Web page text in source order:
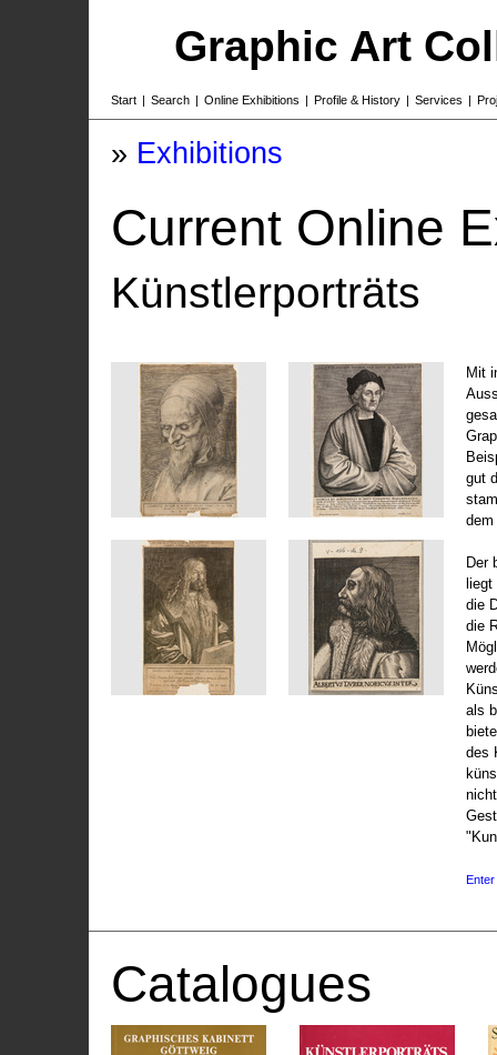
Graphic Art
Start | Search | Online Exhibitions | Profile & History | Services |
» Exhibitions
Current Online
Künstlerporträts
Mit
gut
dem
Der
die
die
als
des
Enter
Catalogues